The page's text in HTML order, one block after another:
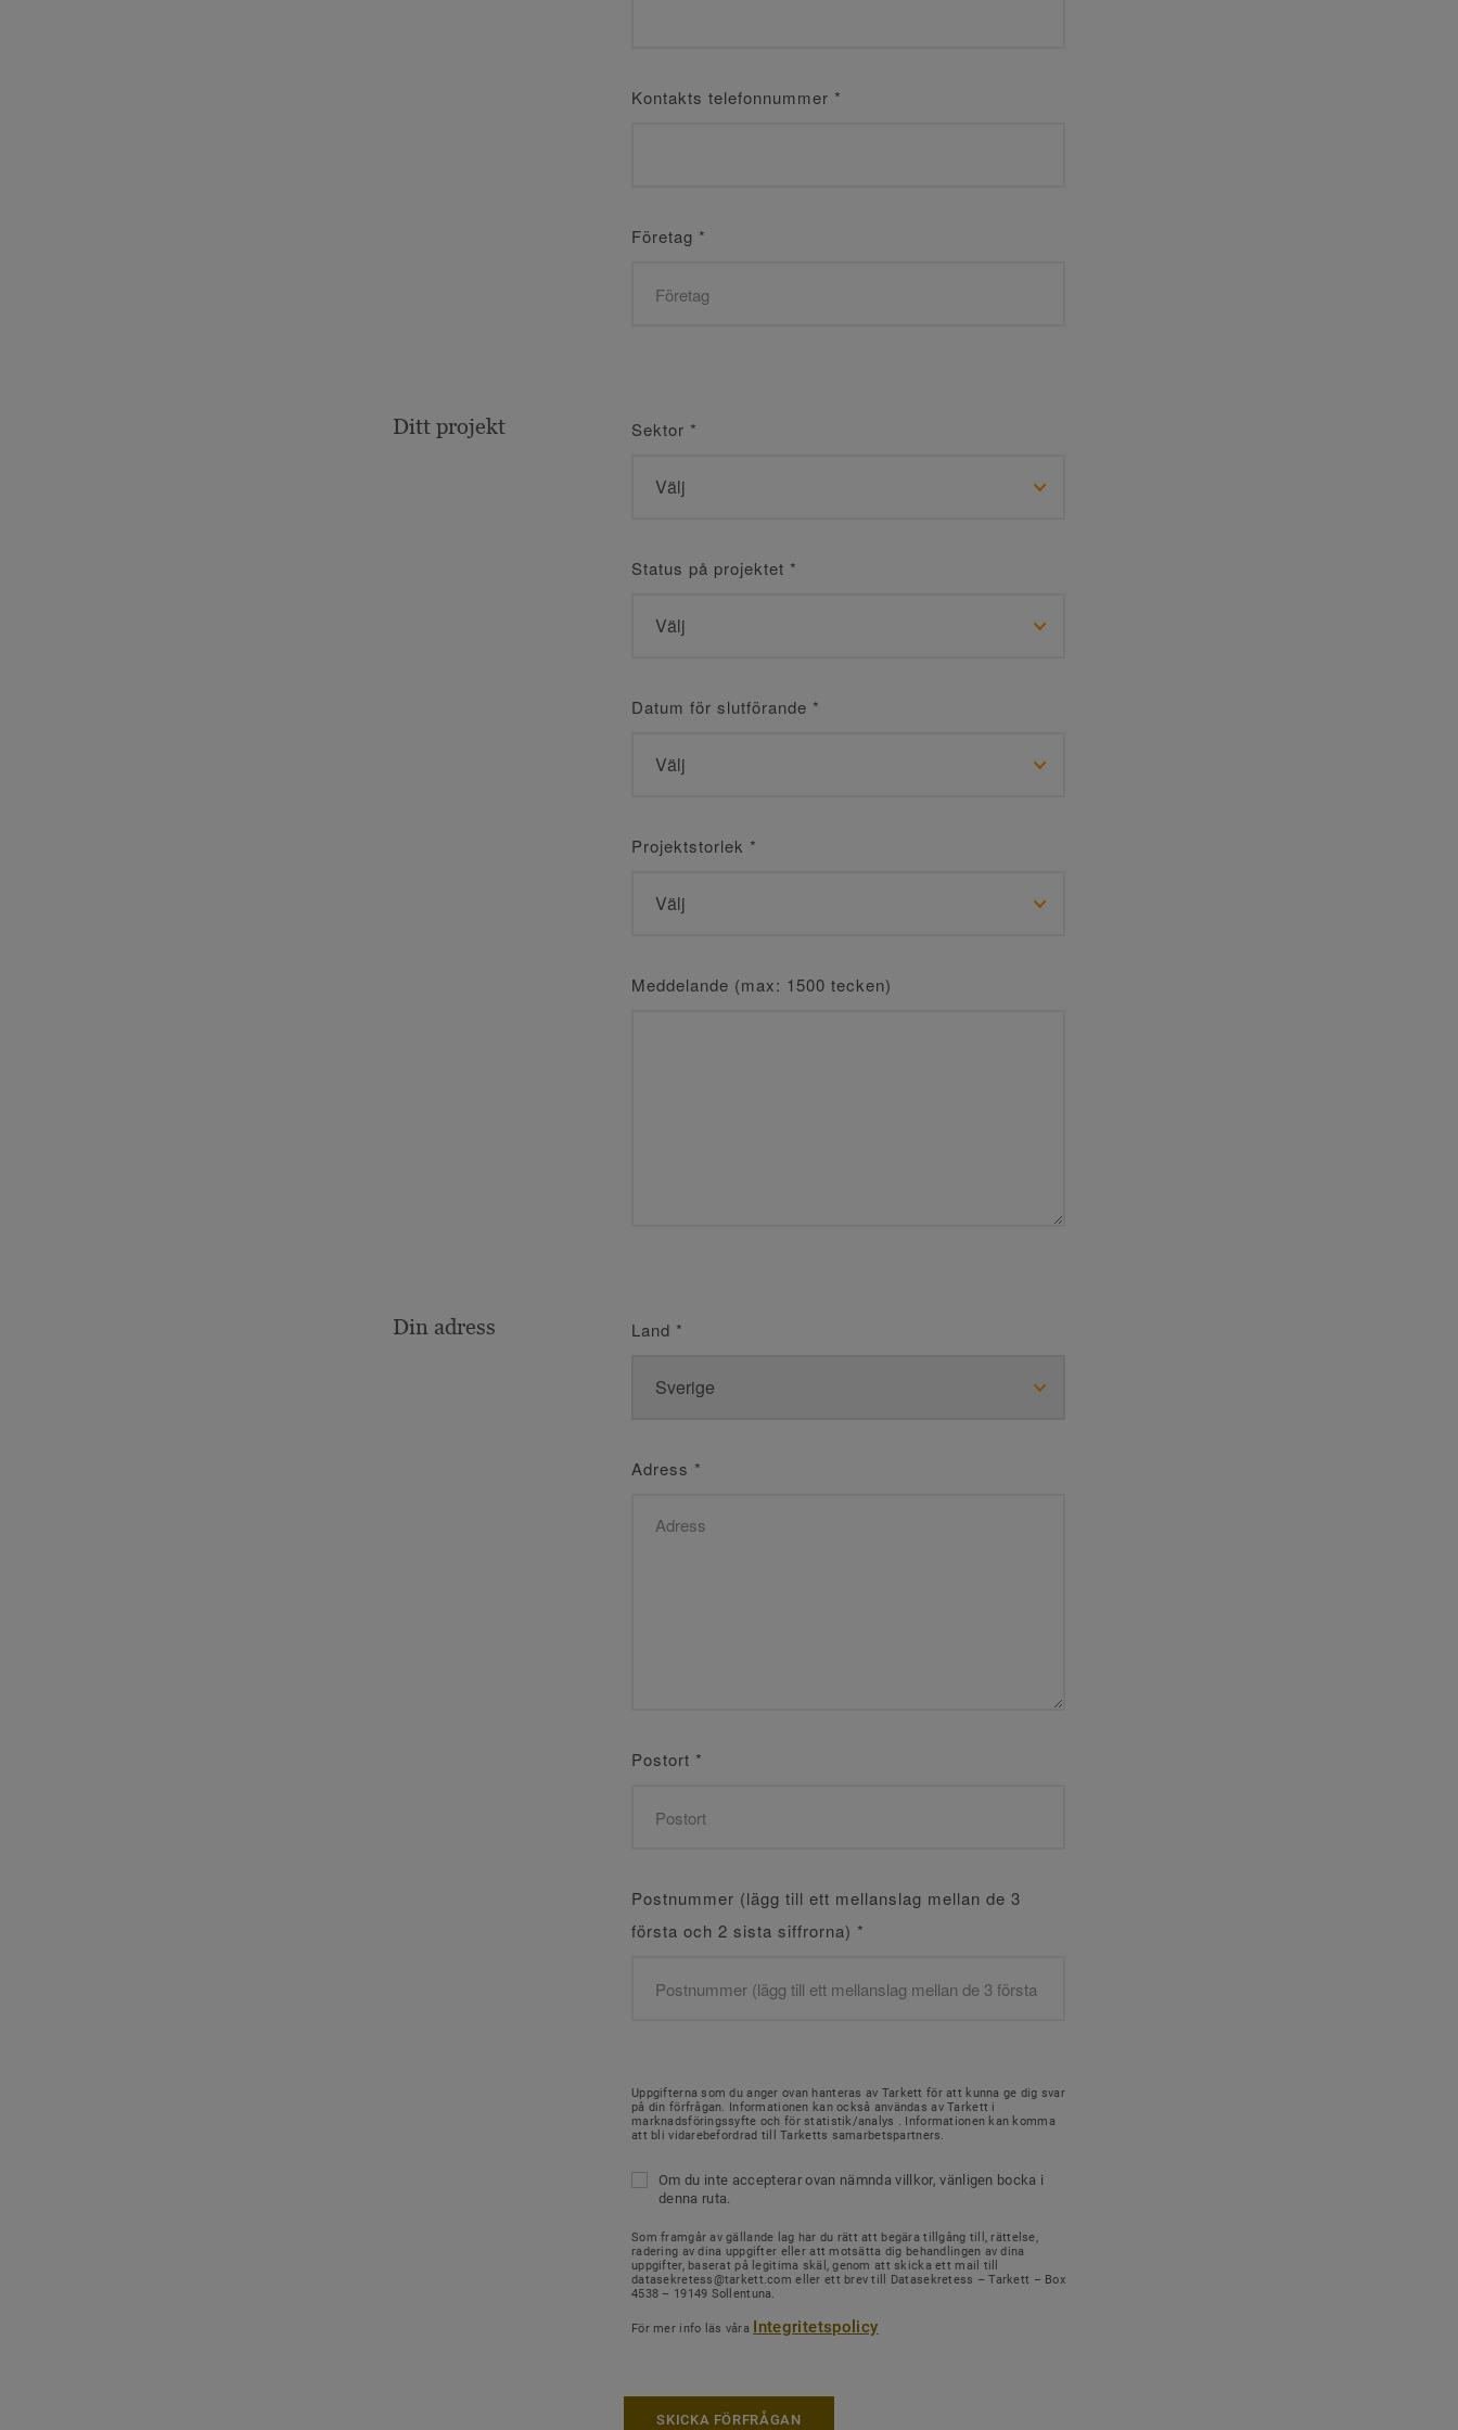
Kontakts telefonnummer *
Företag *
Ditt projekt Sektor *
Status på projektet *
Datum för slutförande *
Projektstorlek *
Meddelande (max: 1500 tecken)
Din adress Land *
Adress *
Postort *
Postnummer (lägg till ett mellanslag mellan de 3
första och 2 sista siffrorna) *
Uppgifterna som du anger ovan hanteras av Tarkett för att kunna ge dig svar
på din förfrågan. Informationen kan också användas av Tarkett i
marknadsföringssyfte och för statistik/analys . Informationen kan komma
att bli vidarebefordrad till Tarketts samarbetspartners.
Om du inte accepterar ovan nämnda villkor, vänligen bocka i
denna ruta.
Som framgår av gällande lag har du rätt att begära tillgång till, rättelse,
radering av dina uppgifter eller att motsätta dig behandlingen av dina
uppgifter, baserat på legitima skäl, genom att skicka ett mail till
datasekretess@tarkett.com eller ett brev till Datasekretess – Tarkett – Box
4538 – 19149 Sollentuna.
För mer info läs våra Integritetspolicy
SKICKA FÖRFRÅGAN